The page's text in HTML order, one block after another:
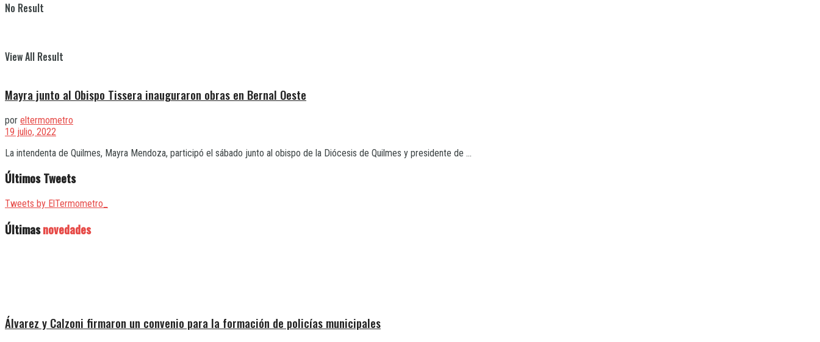
No Result
View All Result
Mayra junto al Obispo Tissera inauguraron obras en Bernal Oeste
por eltermometro
19 julio, 2022
La intendenta de Quilmes, Mayra Mendoza, participó el sábado junto al obispo de la Diócesis de Quilmes y presidente de ...
Últimos Tweets
Tweets by ElTermometro_
Últimasnovedades
Álvarez y Calzoni firmaron un convenio para la formación de policías municipales